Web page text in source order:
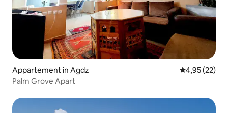
Appartement in Agdz Gemiddelde
4,95 (22)
Palm Grove Apart